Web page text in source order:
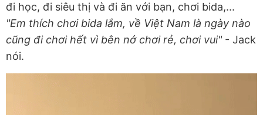
đi học, đi siêu thị và đi ăn với bạn, chơi bida,...
"Em thích chơi bida lắm, về Việt Nam là ngày nào
cũng đi chơi hết vì bên nớ chơi rẻ, chơi vui" - Jack
nói.